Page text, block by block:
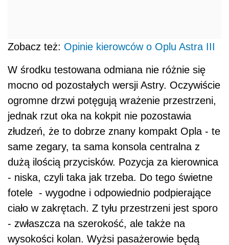
Zobacz też: Opinie kierowców o Oplu Astra III
W środku testowana odmiana nie różnie się
mocno od pozostałych wersji Astry. Oczywiście
ogromne drzwi potęgują wrażenie przestrzeni,
jednak rzut oka na kokpit nie pozostawia
złudzeń, że to dobrze znany kompakt Opla - te
same zegary, ta sama konsola centralna z
dużą ilością przycisków. Pozycja za kierownica
- niska, czyli taka jak trzeba. Do tego świetne
fotele - wygodne i odpowiednio podpierające
ciało w zakrętach. Z tyłu przestrzeni jest sporo
- zwłaszcza na szerokość, ale także na
wysokości kolan. Wyżsi pasażerowie będą